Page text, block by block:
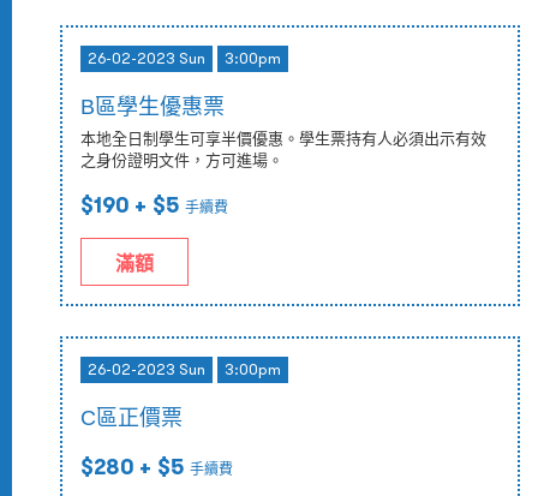
26-02-2023 Sun 3:00pm
B區學生優惠票
本地全日制學生可享半價優惠。學生票持有人必須出示有效
之身份證明文件，方可進場。
$190 + $5 手續費
滿額
26-02-2023 Sun 3:00pm
C區正價票
$280 + $5 手續費